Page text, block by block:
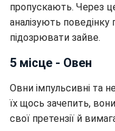
пропускають. Через
аналізують
підозрювати зайве.
5 місце - Овен
Овни імпульсивні та
їх щось зачепить,
свої претензії й